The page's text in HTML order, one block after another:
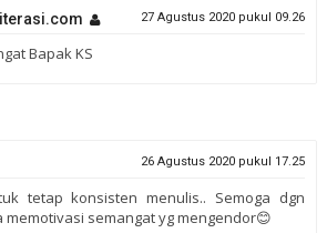
27 Agustus 2020 pukul 09.26
Bapak KS
26 Agustus 2020 pukul 17.25
tetap konsisten menulis.. Semoga dgn
memotivasi semangat yg mengendor😊